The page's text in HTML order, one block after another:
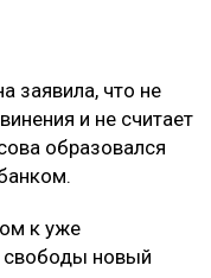
заявила, что не
и не считает
образовался
к уже
свободы новый